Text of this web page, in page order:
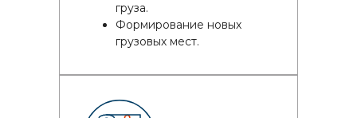
груза.
Формирование новых
грузовых мест.